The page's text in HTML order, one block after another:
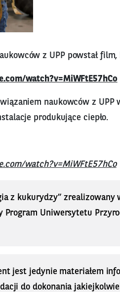
z UPP powstał
watch?v=MiWFtE57hCo
naukowców z UPP
produkujące ciepło.
watch?v=MiWFtE57hCo
z kukurydzy”
Program Uniwersytetu
jest jedynie materiałem
do dokonania